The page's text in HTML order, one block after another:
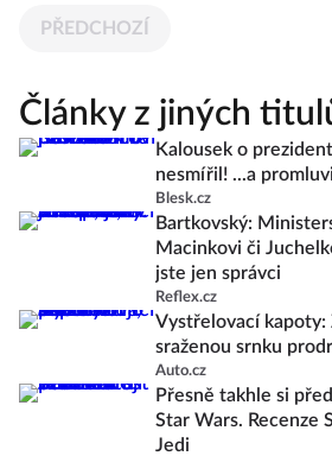
PŘEDCHOZÍ
Články z jiných
Kalousek o
nesmířil! ...a
Blesk.cz
Bartkovský:
Macinkovi či
jste jen správci
Reflex.cz
Vystřelovací kapoty:
sraženou srnku
Auto.cz
Přesně takhle si
Star Wars. Recenze
Jedi